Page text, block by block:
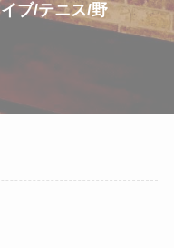
ブ/テニス/野